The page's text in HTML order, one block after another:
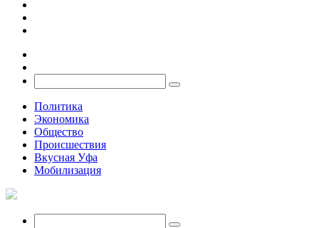
Политика
Экономика
Общество
Происшествия
Вкусная Уфа
Мобилизация